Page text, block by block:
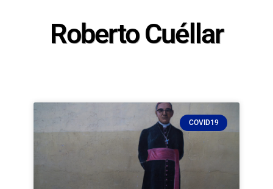
Roberto Cuéllar
COVID19